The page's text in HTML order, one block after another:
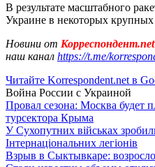
В результате масштабного
Украине в некоторых крупных
Новини от Корреспондент.net
наш канал https://t.me/
Читайте Korrespondent.net в
Война России с Украиной
Провал сезона: Москва будет
турсектора Крыма
У Сухопутних військах
Інтернаціональних легіонів
Взрыв в Сыктывкаре: